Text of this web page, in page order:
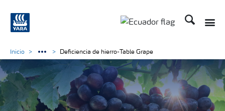
Buscar
Inicio Deficiencia de hierro-Table Grape